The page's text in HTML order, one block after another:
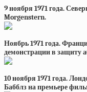
9 ноября 1971 года.
Morgenstern.
Ноябрь 1971 года.
демонстрации в защиту
10 ноября 1971 года.
Бабблз на премьере